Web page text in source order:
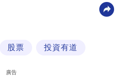
股票 投資有道
廣告